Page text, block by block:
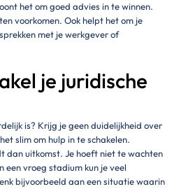
het om goed advies in te winnen.
voorkomen. Ook helpt het om je
met je werkgever of
je juridische
is? Krijg je geen duidelijkheid over
slim om hulp in te schakelen.
dan uitkomst. Je hoeft niet te wachten
een vroeg stadium kun je veel
bijvoorbeeld aan een situatie waarin